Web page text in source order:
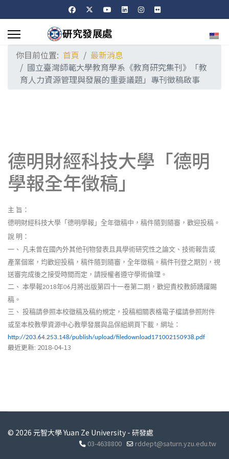
選擇
你目前位置: 首頁
最新消息
國立臺灣師範大學教育學系《教育研究集刊》「教
育人力資源管理與發展的重要議題」專刊徵稿啟事
德明財經科技大學「德明
學報全年徵稿」
主 旨：
德明財經科技大學「德明學報」全年徵稿中，稿件隨到隨審，歡迎投稿。
說 明：
一、
凡未曾在國內外其他刊物發表且具學術研究性之論文、技術報告或
產業個案，均歡迎投稿，稿件隨到隨審，全年徵稿。稿件刊登之期別，視
送審完成後之接受時間而定，請授權者遵守學術倫理。
二、 本學報2018年06月將出版第四十一卷第二期，歡迎貴校教師踴躍賜
稿。
三、 投稿請參照本校徵稿及稿約規定，投稿相關表格電子檔請參照附件
或至本校教學資源中心教學發展與品保組網頁下載，網址：
http://203.64.253.148/publish/upload/filedownload171002150938.pdf
最近更新: 2018-04-13
© 2026 元智大學 Yuan Ze University - 研發處
03-4638800 rddept@saturn.yzu.edu.tw